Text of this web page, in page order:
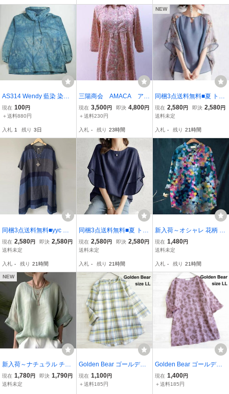
AS314 Wendy 藍染 染め
シワ加工 プルオーバー チ
ュニック タイダイ インデ
現在 100円
＋送料880円
入札 1 残り 3日
三陽商会 AMACA アマ
カ 七分袖 リバティ
チュニック丈シャツブラ
現在 3,500円 即決 4,800円
＋送料230円
入札 - 残り 23時間
NEW
同梱3点送料無料■夏 トッ
プス チュニック 通勤 OL
着痩せ オシャレ 半袖 レ
替え ブラウス ビジネス■
現在 2,580円 即決 2,580円
送料未定
入札 - 残り 21時間
同梱3点送料無料■yyc ボ
ーダー チュニック 大人
トップス レディース 着痩
り 体型カバー■ブルー
現在 2,580円 即決 2,580円
送料未定
入札 - 残り 21時間
同梱3点送料無料■夏 トッ
プス レディース ブラウス
チュニック tシャツ ブラ
気 カジュアル■ネイビー
現在 2,580円 即決 2,580円
送料未定
入札 - 残り 21時間
新入荷～オシャレ 花柄 シ
ャツ ブラウス 着痩せ チ
ュニック プリント柄 トッ
きいサイズ チュニック～
現在 1,480円
送料未定
入札 - 残り 21時間
NEW
新入荷～ナチュラル チュ
ニック 上品 気質 シャツ
ブラウス 無地 トップス
現在 1,780円 即決 1,790円
送料未定
Golden Bear ゴールデン
ベア◆レディース LL＊7
分袖 シャリ感コットンチ
現在 1,100円
＋送料185円
Golden Bear ゴールデン
ベア◆レディース LL＊7
分袖 オーガニックコット
現在 1,400円
＋送料185円